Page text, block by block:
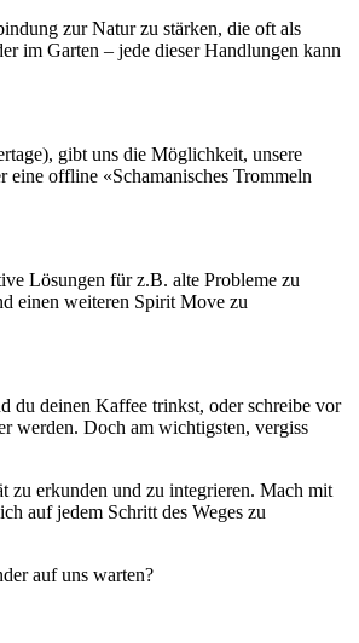
zur Natur zu stärken, die oft als
im Garten – jede dieser Handlungen kann
gibt uns die Möglichkeit, unsere
offline «Schamanisches Trommeln
Lösungen für z.B. alte Probleme zu
einen weiteren Spirit Move zu
du deinen Kaffee trinkst, oder schreibe vor
werden. Doch am wichtigsten, vergiss
zu erkunden und zu integrieren. Mach mit
auf jedem Schritt des Weges zu
auf uns warten?